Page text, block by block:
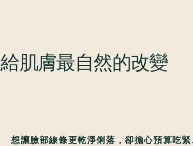
給肌膚最自然的改變
想讓臉部線條更乾淨俐落，卻擔心預算吃